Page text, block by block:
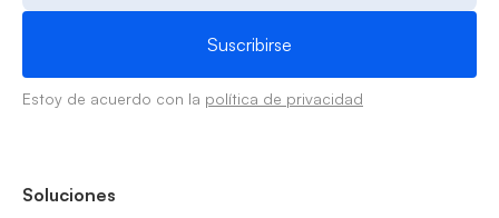
Estoy de acuerdo con la política de privacidad
Soluciones